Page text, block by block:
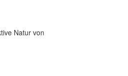
Natur von